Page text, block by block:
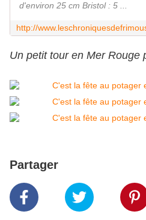
d'environ 25 cm Bristol : 5 ...
Un petit tour en Mer Rouge
Partager